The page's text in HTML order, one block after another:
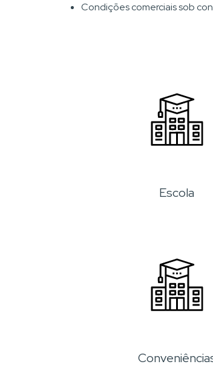
Condições comerciais sob
Escola